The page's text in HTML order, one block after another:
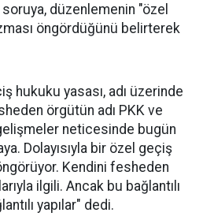
düzenlemenin "özel
öngördüğünü belirterek
hukuku yasası, adı üzerinde
örgütün adı PKK ve
neticesinde bugün
Dolayısıyla bir özel geçiş
Kendini fesheden
ilgili. Ancak bu bağlantılı
yapılar" dedi.